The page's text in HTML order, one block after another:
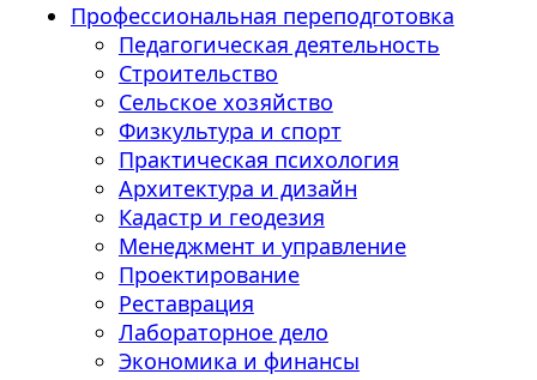
Профессиональная переподготовка
Педагогическая деятельность
Строительство
Сельское хозяйство
Физкультура и спорт
Практическая психология
Архитектура и дизайн
Кадастр и геодезия
Менеджмент и управление
Проектирование
Реставрация
Лабораторное дело
Экономика и финансы